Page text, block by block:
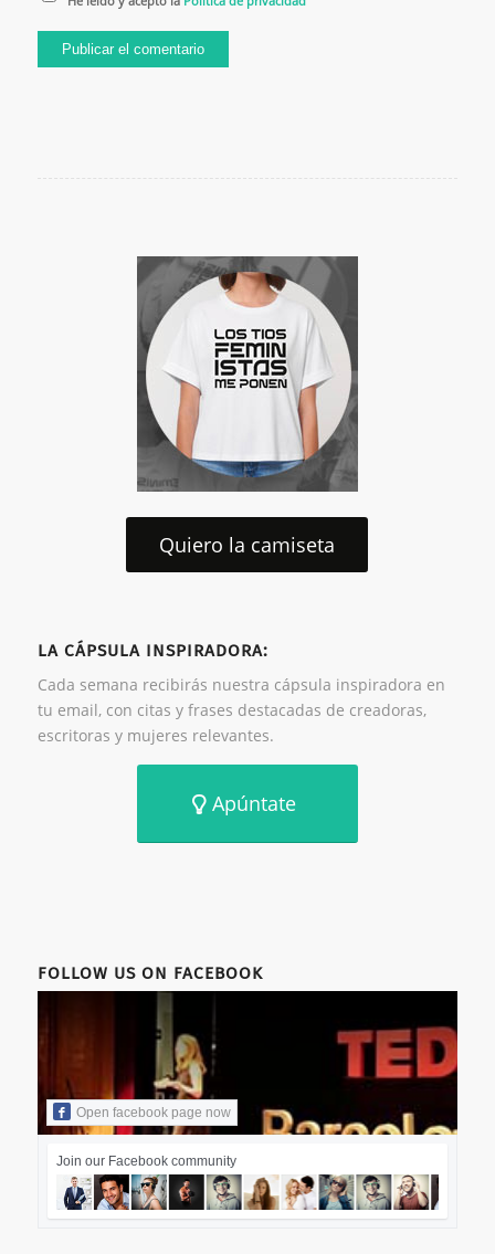
Quiero la camiseta
LA CÁPSULA INSPIRADORA:
Cada semana recibirás nuestra cápsula inspiradora en
tu email, con citas y frases destacadas de creadoras,
escritoras y mujeres relevantes.
Apúntate
FOLLOW US ON FACEBOOK
Open facebook page now
Join our Facebook community